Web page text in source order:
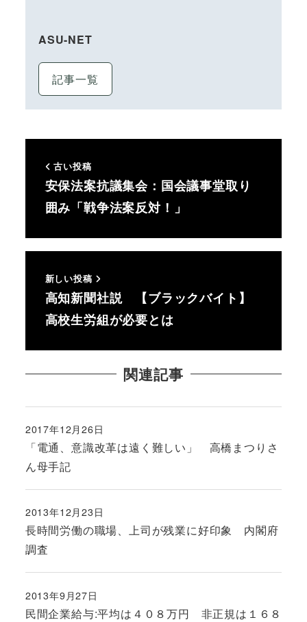
ASU-NET
記事一覧
古い投稿
安保法案抗議集会：国会議事堂取り
囲み「戦争法案反対！」
新しい投稿
高知新聞社説 【ブラックバイト】
高校生労組が必要とは
関連記事
「電通、意識改革は遠く難しい」 高橋まつりさ
ん母手記
投稿日
2017年12月26日
長時間労働の職場、上司が残業に好印象 内閣府
調査
投稿日
2013年12月23日
民間企業給与:平均は４０８万円 非正規は１６８
投稿日
2013年9月27日